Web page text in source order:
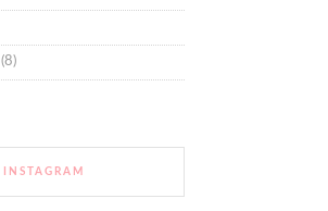
(8)
INSTAGRAM